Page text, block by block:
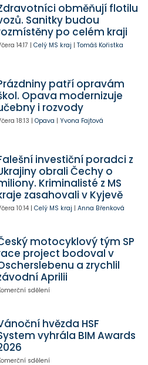
obměňují flotilu
Sanitky budou
po celém kraji
14:17 | Celý MS kraj | Tomáš Kořistka
patří opravám
Opava modernizuje
i rozvody
18:13 | Opava | Yvona Fajtová
investiční poradci z
obrali Čechy o
Kriminalisté z MS
zasahovali v Kyjevě
10:14| Celý MS kraj | Anna Břenková
motocyklový tým SP
project bodoval v
a zrychlil
Aprilii
sdělení
hvězda HSF
vyhrála BIM Awards
sdělení